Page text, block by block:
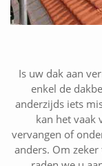
Is uw dak aan
enkel de
anderzijds iets
kan het vaak
vervangen of
anders. Om